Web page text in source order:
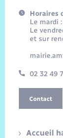
Horaires
Le mardi
Le
et sur
02 32 49
Contact
Accueil